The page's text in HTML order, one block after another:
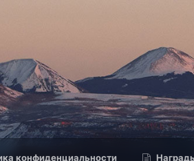
конфиденциальности